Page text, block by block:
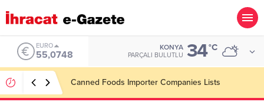
ALTIN
6.623,43
KONYA
PARÇALI BULUTLU 34°C
Konşimento Veri Tabanları Eskide Kalacak!